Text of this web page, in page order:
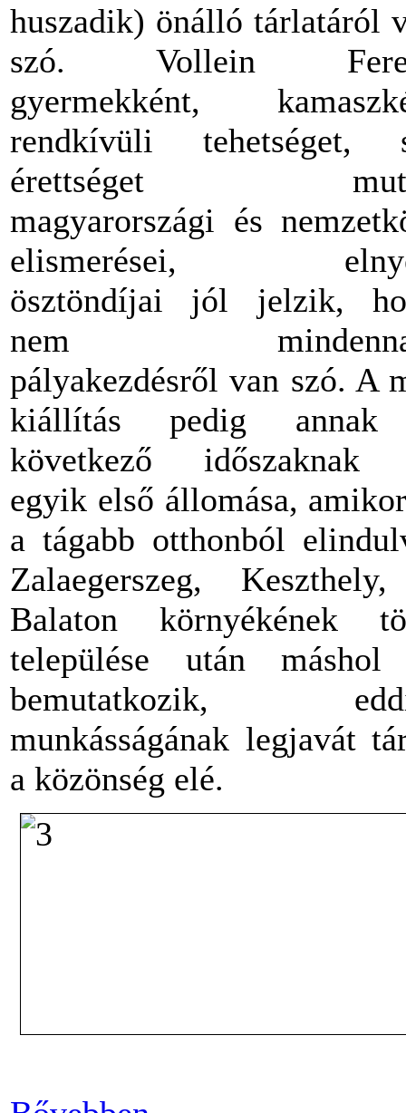
huszadik) önálló tárlatáról
szó. Vollein
gyermekként,
rendkívüli tehetséget,
érettséget
magyarországi és
elismerései,
ösztöndíjai jól jelzik,
nem
pályakezdésről van szó. A
kiállítás pedig
következő időszaknak
egyik első állomása,
a tágabb otthonból
Zalaegerszeg,
Balaton környékének
települése után
bemutatkozik,
munkásságának legjavát
a közönség elé.